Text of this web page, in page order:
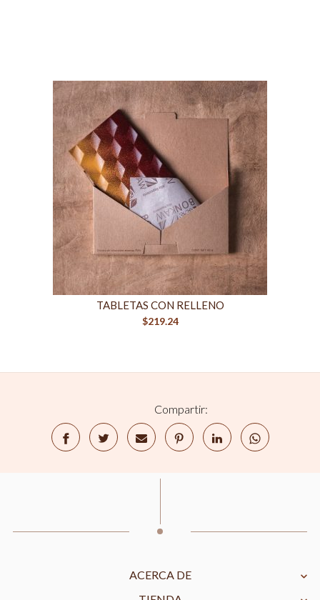
TABLETAS CON RELLENO
$219.24
Compartir:
ACERCA DE